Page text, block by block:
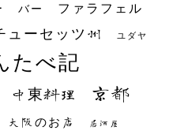
バー ファラフェル
ューセッツ州 ユダヤ
たべ記
中東料理 京都
大阪のお店 居酒屋